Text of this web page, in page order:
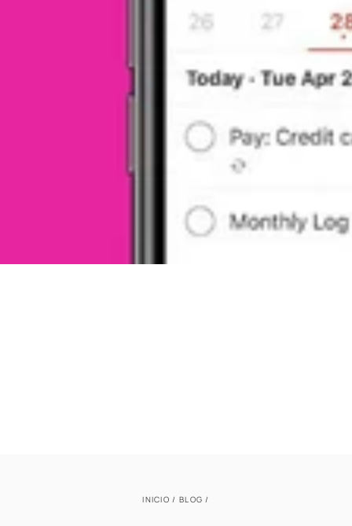
INICIO / BLOG /